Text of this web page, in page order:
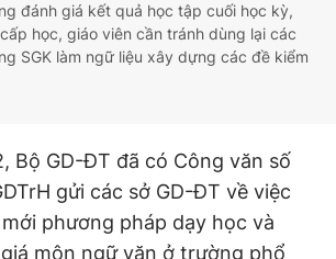
Liên hệ quảng cáo
0908 780 404
cáo
trực: Hải Thành
Hiếu Dũng
Việt Hưng
Đức Trung
đánh giá kết quả học tập cuối học kỳ,
học, giáo viên cần tránh dùng lại các
SGK làm ngữ liệu xây dựng các đề kiểm
Bộ GD-ĐT đã có Công văn số
gửi các sở GD-ĐT về việc
phương pháp dạy học và
môn ngữ văn ở trường phổ